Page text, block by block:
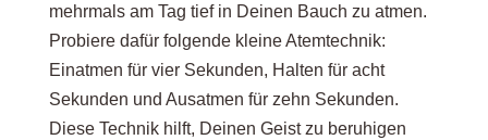
mehrmals am Tag tief in Deinen Bauch zu atmen.
Probiere dafür folgende kleine Atemtechnik:
Einatmen für vier Sekunden, Halten für acht
Sekunden und Ausatmen für zehn Sekunden.
Diese Technik hilft, Deinen Geist zu beruhigen